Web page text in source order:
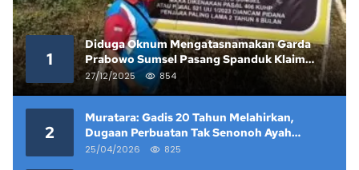
1
Diduga Oknum Mengatasnamakan Garda
Prabowo Sumsel Pasang Spanduk Klaim
Lahan yang Telah Diputus Pengadilan
27/12/2025 854
2
Muratara: Gadis 20 Tahun Melahirkan,
Dugaan Perbuatan Tak Senonoh Ayah
Kandung Mencuat
25/04/2026 825